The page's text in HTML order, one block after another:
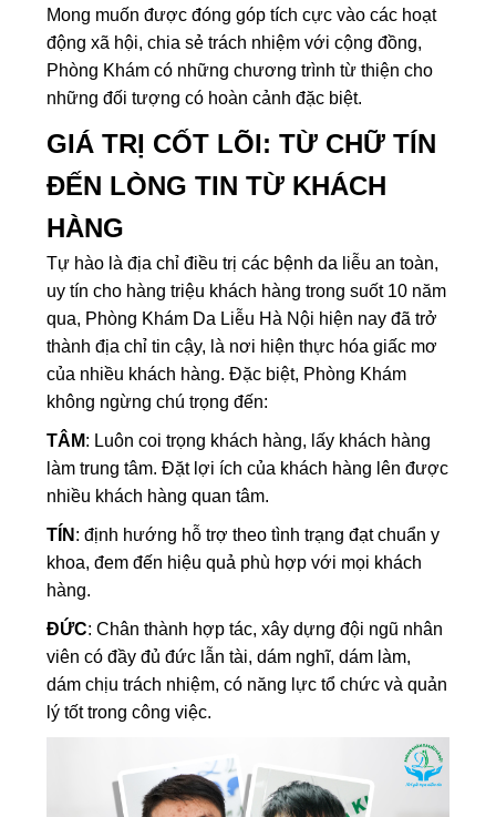
Mong muốn được đóng góp tích cực vào các hoạt
động xã hội, chia sẻ trách nhiệm với cộng đồng,
Phòng Khám có những chương trình từ thiện cho
những đối tượng có hoàn cảnh đặc biệt.
GIÁ TRỊ CỐT LÕI: TỪ CHỮ TÍN
ĐẾN LÒNG TIN TỪ KHÁCH
HÀNG
Tự hào là địa chỉ điều trị các bệnh da liễu an toàn,
uy tín cho hàng triệu khách hàng trong suốt 10 năm
qua, Phòng Khám Da Liễu Hà Nội hiện nay đã trở
thành địa chỉ tin cậy, là nơi hiện thực hóa giấc mơ
của nhiều khách hàng. Đặc biệt, Phòng Khám
không ngừng chú trọng đến:
TÂM: Luôn coi trọng khách hàng, lấy khách hàng
làm trung tâm. Đặt lợi ích của khách hàng lên được
nhiều khách hàng quan tâm.
TÍN : định hướng hỗ trợ theo tình trạng đạt chuẩn y
khoa, đem đến hiệu quả phù hợp với mọi khách
hàng.
ĐỨC: Chân thành hợp tác, xây dựng đội ngũ nhân
viên có đầy đủ đức lẫn tài, dám nghĩ, dám làm,
dám chịu trách nhiệm, có năng lực tổ chức và quản
lý tốt trong công việc.